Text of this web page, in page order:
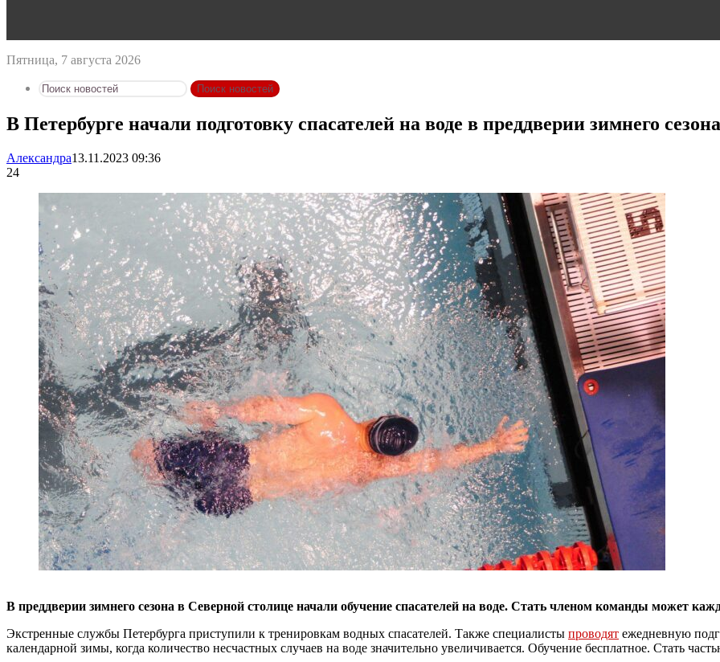
Пятница, 7 августа 2026
Поиск новостей
В Петербурге начали подготовку спасателей на воде в преддверии зимнего сезона
Александра13.11.2023 09:36
24
В преддверии зимнего сезона в Северной столице начали обучение спасателей на воде. Стать членом команды может
Экстренные службы Петербурга приступили к тренировкам водных спасателей. Также специалисты проводят ежедневную
календарной зимы, когда количество несчастных случаев на воде значительно увеличивается. Обучение бесплатное. Стать